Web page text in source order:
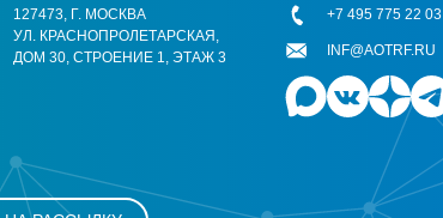
127473, Г. МОСКВА
УЛ. КРАСНОПРОЛЕТАРСКАЯ,
ДОМ 30, СТРОЕНИЕ 1, ЭТАЖ 3
+7 495 775 22 03
INF@AOTRF.RU